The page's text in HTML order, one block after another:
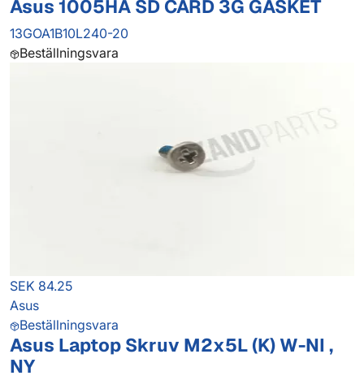
Asus 1005HA SD CARD 3G GASKET
13GOA1B10L240-20
Beställningsvara
SEK 84.25
Asus
Beställningsvara
Asus Laptop Skruv M2x5L (K) W-NI ,
NY